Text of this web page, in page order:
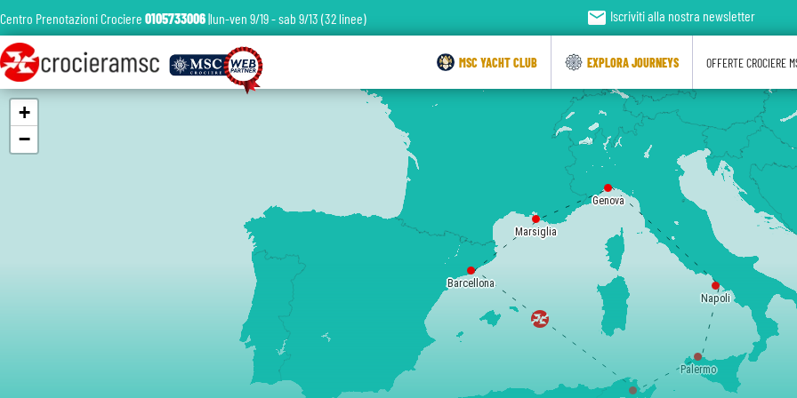
Palermo
Barcellona
Marsiglia
Genova
Napoli
+
−
Centro Prenotazioni Crociere 0105733006|lun-ven 9/19 - sab 9/13 (32 linee) email Iscriviti alla nostra newsletter
MSC YACHT CLUB EXPLORA JOURNEYS OFFERTE CROCIERE